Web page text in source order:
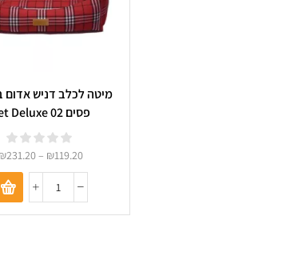
מיטה לכלב דניש אדום
פסים 02 Pet Deluxe
₪119.20
–
₪231.20